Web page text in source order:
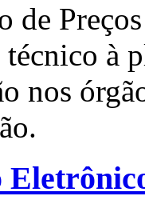
de
técnico à
nos